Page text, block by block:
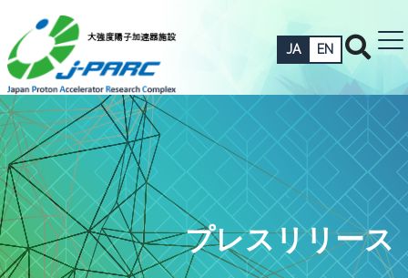
JA EN
プレスリリース